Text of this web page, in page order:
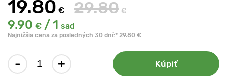
19.80 € 29.80 €
9.90 € / 1 sad
Najnižšia cena za posledných 30 dní:* 29.80 €
- + Kúpiť